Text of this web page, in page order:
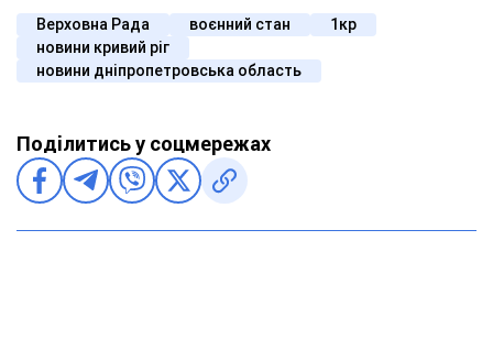
Верховна Рада воєнний стан
1кр
новини кривий ріг
новини дніпропетровська область
Поділитись у соцмережах